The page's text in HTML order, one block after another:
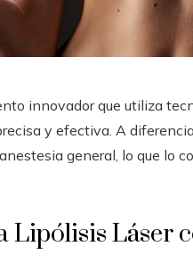
innovador que utiliza
y efectiva. A
general, lo que lo
Lipólisis Láser